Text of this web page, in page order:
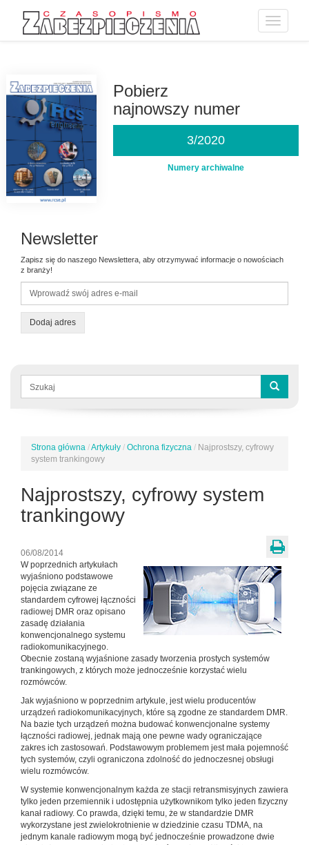
Toggle
Pobierz
najnowszy numer
3/2020
Numery archiwalne
Newsletter
Zapisz się do naszego Newslettera, aby otrzymywać informacje o nowościach
z branży!
Dodaj adres
Formularz
wyszukiwania
Jesteś
tutaj
Strona główna /Artykuły / Ochrona fizyczna / Najprostszy, cyfrowy
system trankingowy
Najprostszy, cyfrowy system
trankingowy
06/08/2014
W poprzednich artykułach
wyjaśniono podstawowe
pojęcia związane ze
standardem cyfrowej łączności
radiowej DMR oraz opisano
zasadę działania
konwencjonalnego systemu
radiokomunikacyjnego.
Obecnie zostaną wyjaśnione zasady tworzenia prostych systemów
trankingowych, z których może jednocześnie korzystać wielu
rozmówców.
Jak wyjaśniono w poprzednim artykule, jest wielu producentów
urządzeń radiokomunikacyjnych, które są zgodne ze standardem DMR.
Na bazie tych urządzeń można budować konwencjonalne systemy
łączności radiowej, jednak mają one pewne wady ograniczające
zakres ich zastosowań. Podstawowym problemem jest mała pojemność
tych systemów, czyli ograniczona zdolność do jednoczesnej obsługi
wielu rozmówców.
W systemie konwencjonalnym każda ze stacji retransmisyjnych zawiera
tylko jeden przemiennik i udostępnia użytkownikom tylko jeden fizyczny
kanał radiowy. Co prawda, dzięki temu, że w standardzie DMR
wykorzystane jest zwielokrotnienie w dziedzinie czasu TDMA, na
jednym kanale radiowym mogą być jednocześnie prowadzone dwie